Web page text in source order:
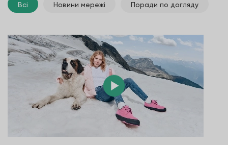
Всі Новини мережі Поради по догляду